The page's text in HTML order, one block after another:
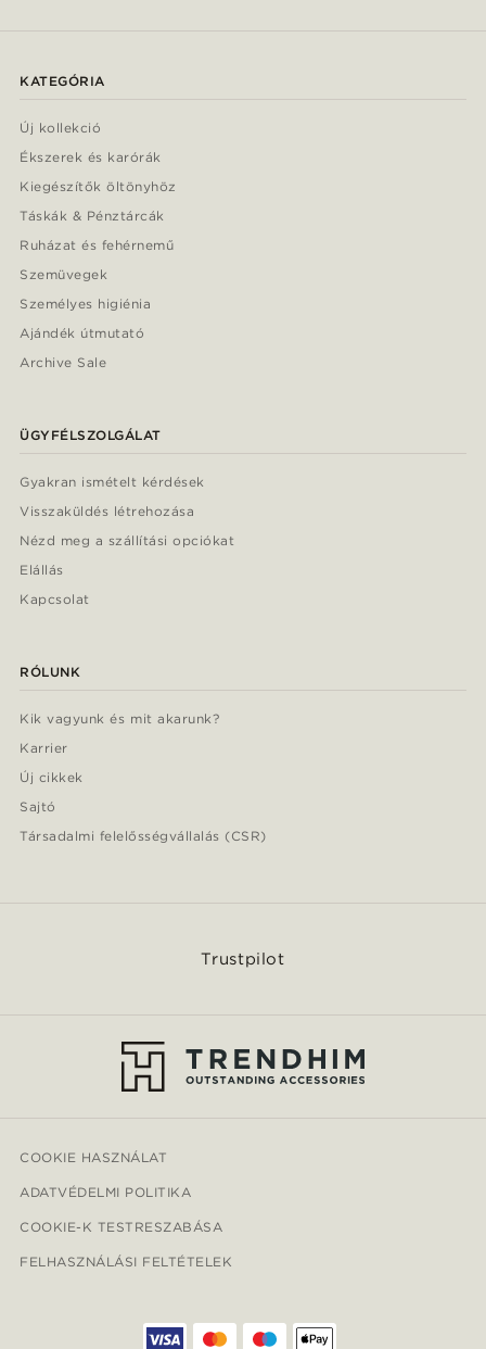
KATEGÓRIA
Új kollekció
Ékszerek és karórák
Kiegészítők öltönyhöz
Táskák & Pénztárcák
Ruházat és fehérnemű
Szemüvegek
Személyes higiénia
Ajándék útmutató
Archive Sale
ÜGYFÉLSZOLGÁLAT
Gyakran ismételt kérdések
Visszaküldés létrehozása
Nézd meg a szállítási opciókat
Elállás
Kapcsolat
RÓLUNK
Kik vagyunk és mit akarunk?
Karrier
Új cikkek
Sajtó
Társadalmi felelősségvállalás (CSR)
Trustpilot
COOKIE HASZNÁLAT
ADATVÉDELMI POLITIKA
COOKIE-K TESTRESZABÁSA
FELHASZNÁLÁSI FELTÉTELEK